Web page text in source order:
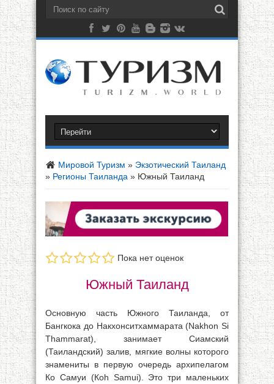
Мировой Туризм » Экзотический Таиланд
» Регионы Таиланда » Южный Таиланд
Пока нет оценок
Южный Таиланд
Основную часть Южного Таиланда, от
Бангкока до Накхонситхаммарата (Nakhon Si
Thammarat), занимает Сиамский
(Таиландский) залив, мягкие волны которого
знамениты в первую очередь архипелагом
Ко Самуи (Коh Samui). Это три маленьких